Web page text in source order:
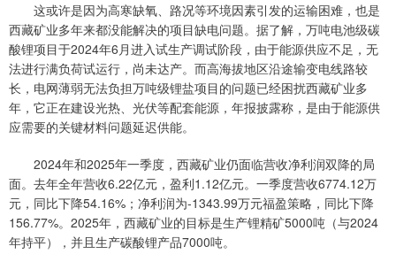
这或许是因为高寒缺氧、路况等环境因素引发的运输困难，也是
西藏矿业多年来都没能解决的项目缺电问题。据了解，万吨电池级碳
酸锂项目于2024年6月进入试生产调试阶段，由于能源供应不足，无
法进行满负荷试运行，尚未达产。而高海拔地区沿途输变电线路较
长，电网薄弱无法负担万吨级锂盐项目的问题已经困扰西藏矿业多
年，它正在建设光热、光伏等配套能源，年报披露称，是由于能源供
应需要的关键材料问题延迟供能。
2024年和2025年一季度，西藏矿业仍面临营收净利润双降的局
面。去年全年营收6.22亿元，盈利1.12亿元。一季度营收6774.12万
元，同比下降54.16%；净利润为-1343.99万元福盈策略，同比下降
156.77%。2025年，西藏矿业的目标是生产锂精矿5000吨（与2024
年持平），并且生产碳酸锂产品7000吨。